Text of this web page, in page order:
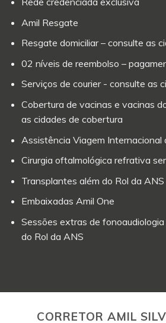
Amil Resgate
Resgate domiciliar – consulte as
02 níveis de reembolso –
Serviços de courier - consulte as
Cobertura de vacinas e vacinas
as cidades de cobertura
Assistência Viagem Internacional
Cirurgia oftalmológica refrativa
Transplantes além do Rol da ANS
Embaixadas Amil One
Sessões extras de
do Rol da ANS
CORRETOR AMIL